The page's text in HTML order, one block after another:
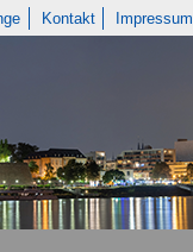
Kontakt Impressum